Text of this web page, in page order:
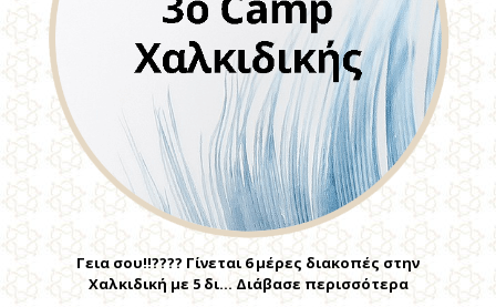
Γεια σου!!???? Γίνεται 6 μέρες διακοπές στην
Χαλκιδική με 5 δι… Διάβασε περισσότερα